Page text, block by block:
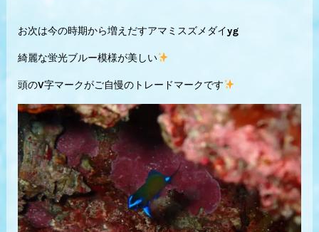
お次は今の時期から増えだすアマミスズメダイyg
綺麗な蛍光ブルー模様が美しい
頭のV字マークがご自慢のトレードマークです